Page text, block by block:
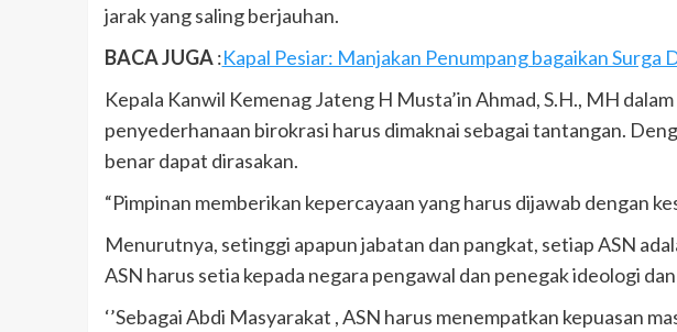
jarak yang saling berjauhan.
BACA JUGA:Kapal Pesiar: Manjakan Penumpang bagaikan Surga
Kepala Kanwil Kemenag Jateng H Musta’in Ahmad, S.H., MH
penyederhanaan birokrasi harus dimaknai sebagai tantangan.
benar dapat dirasakan.
“Pimpinan memberikan kepercayaan yang harus dijawab dengan
Menurutnya, setinggi apapun jabatan dan pangkat, setiap ASN
ASN harus setia kepada negara pengawal dan penegak ideologi
‘’Sebagai Abdi Masyarakat , ASN harus menempatkan kepuasan